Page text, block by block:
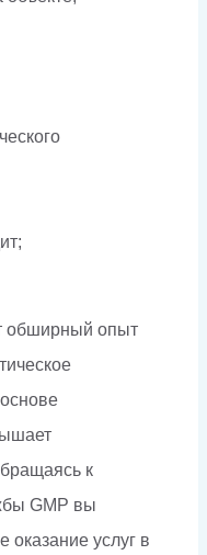
обширный опыт
к
GMP вы
оказание услуг в